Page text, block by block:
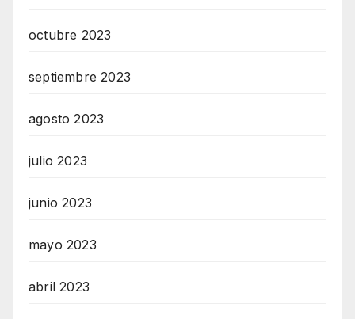
octubre 2023
septiembre 2023
agosto 2023
julio 2023
junio 2023
mayo 2023
abril 2023